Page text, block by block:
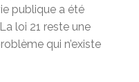
publique a été
loi 21 reste une
qui n’existe